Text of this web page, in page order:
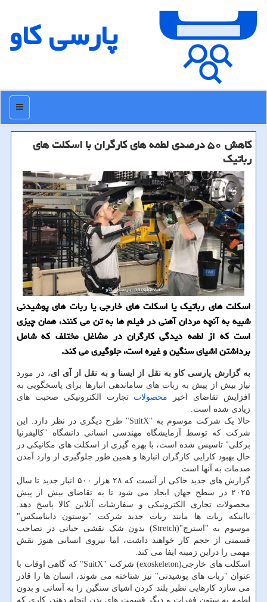
پارسی كاو
منو
كاهش ۵۰ درصدی لطمه های كارگران با اسكلت های
رباتیك
اسکلت های رباتیک یا اسکلت های خارجی یا ربات های پوشیدنی
شبیه به آنچه مردان آهنی در فیلم ها به تن می کنند، همان چیزی
است که از لطمه دیدگی کارگران در مشاغل مختلف که شامل
برداشتن اشیای سنگین و غیره است، جلوگیری می کند.
به گزارش پارسی کاو به نقل از ایسنا و به نقل از آی ای، در مورد
نیاز بیش از پیش به ربات های ساماندهی انبارها برای پاسخگویی به
افزایش تقاضای اخیر محصولات تجارت الکترونیکی صحبت های
زیادی شده است.
حالا یک شرکت موسوم به "SuitX" طرح دیگری در نظر دارد. این
شرکت که توسط آزمایشگاه مهندسی انسانی دانشگاه "کالیفرنیا
برکلی" تاسیس شده است، با بهره گیری از اسکلت های مکانیکی در
حال بهبود کارایی کارگران انبارها و همین طور جلوگیری از وارد آمدن
صدمات به آنها است.
گزارش های جدید حاکی از آنست که ۲۸ هزار ۵۰۰ انبار جدید تا سال
۲۰۲۵ در سطح جهان ایجاد می شود تا به تقاضای بیش از پیش
محصولات تجاری الکترونیکی و سفارشات آنلاین کالا پاسخ دهد.
بااینکه ربات ها مانند ربات جدید شرکت "بوستون داینامیکس"
موسوم به "استرچ"(Stretch) بدون شک نقشی حیاتی در تصاحب
قسمتی از حجم کار خواهند داشت، اما نیروی انسانی هنوز نقش
مهمی را دراین زمینه ایفا می کند.
اسکلت های خارجی(exoskeleton) شرکت "SuitX" که گاهی اوقات با
عنوان "ربات های پوشیدنی" نیز شناخته می شوند، انسان ها را قادر
می سازد کارهایی نظیر بلند کردن اشیای سنگین را به آسانی و بدون
لطمه به ستون فقرات و دیگر قسمت های بدن انجام دهند، کاری که